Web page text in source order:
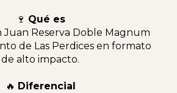
🍷 Qué es
Juan Reserva Doble Magnum
de Las Perdices en formato
de alto impacto.
🔥 Diferencial